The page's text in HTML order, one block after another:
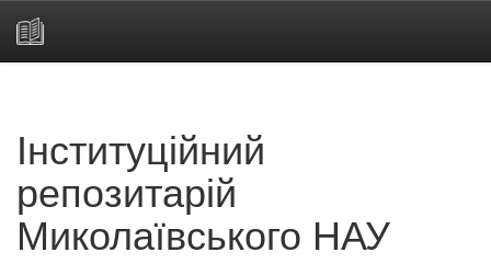
Інституційний
репозитарій
Миколаївського НАУ